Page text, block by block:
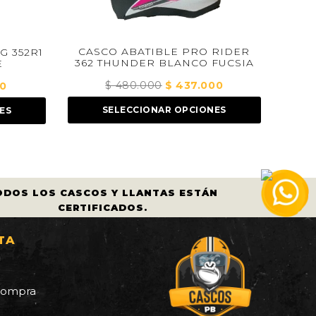
CASCO ABATIBLE PRO RIDER
362 THUNDER BLANCO FUCSIA
480.000El
precio
original
$437.000El
precio
actual
SELECCIONAR OPCIONES
LOS CASCOS Y LLANTAS ESTÁN
CERTIFICADOS.